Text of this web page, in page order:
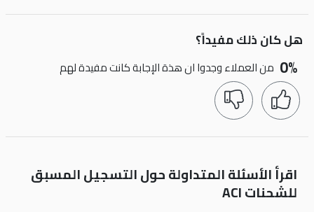
هل كان ذلك مفيداً؟
0% من العملاء وجدوا ان هذة الإجابة كانت مفيدة لهم
اقرأ الأسئلة المتداولة حول التسجيل المسبق
للشحنات ACI